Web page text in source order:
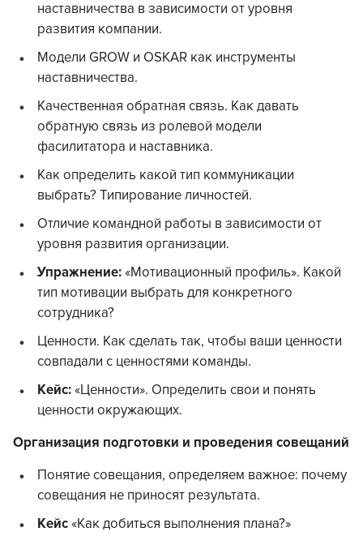
наставничества в зависимости от уровня
развития компании.
Модели GROW и OSKAR как инструменты
наставничества.
Качественная обратная связь. Как давать
обратную связь из ролевой модели
фасилитатора и наставника.
Как определить какой тип коммуникации
выбрать? Типирование личностей.
Отличие командной работы в зависимости от
уровня развития организации.
Упражнение: «Мотивационный профиль». Какой
тип мотивации выбрать для конкретного
сотрудника?
Ценности. Как сделать так, чтобы ваши ценности
совпадали с ценностями команды.
Кейс: «Ценности». Определить свои и понять
ценности окружающих.
Организация подготовки и проведения совещаний
Понятие совещания, определяем важное: почему
совещания не приносят результата.
Кейс «Как добиться выполнения плана?»